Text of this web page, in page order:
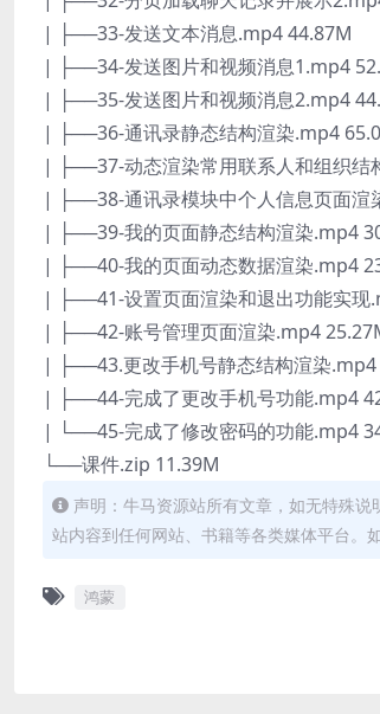
| ├──33-发送文本消息.mp4 44.87M
| ├──34-发送图片和视频消息1.mp4
| ├──35-发送图片和视频消息2.mp4
| ├──36-通讯录静态结构渲染.mp4
| ├──37-动态渲染常用联系人和组织结
| ├──38-通讯录模块中个人信息页面渲
| ├──39-我的页面静态结构渲染.mp4
| ├──40-我的页面动态数据渲染.mp4
| ├──41-设置页面渲染和退出功能实现
| ├──42-账号管理页面渲染.mp4
| ├──43.更改手机号静态结构渲染.mp4
| ├──44-完成了更改手机号功能.mp4
| └──45-完成了修改密码的功能.mp4
└──课件.zip 11.39M
声明：牛马资源站所有文章，如无特殊
站内容到任何网站、书籍等各类媒体平台。
鸿蒙